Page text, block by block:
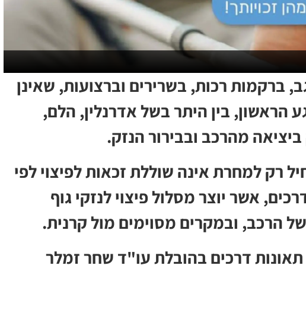
ברקמות רכות, בשרירים וברצועות, שאינן
הראשון, בין היתר בשל אדרנלין, הלם,
מהרכב ובבירור הנזק.
רק למחרת אינה שוללת זכאות לפיצוי לפי
אשר יוצר מסלול פיצוי לנזקי גוף
הרכב, ובמקרים מסוימים מול קרנית.
תאונות דרכים בהובלת עו"ד שחר זמלר